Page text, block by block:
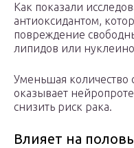
Как показали
антиоксидантом,
повреждение
липидов или
Уменьшая количество
оказывает
снизить риск рака.
Влияет на